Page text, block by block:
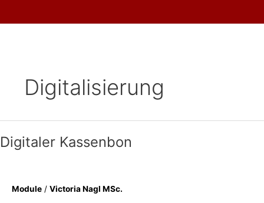
Digitalisierung
Digitaler Kassenbon
Module / Victoria Nagl MSc.